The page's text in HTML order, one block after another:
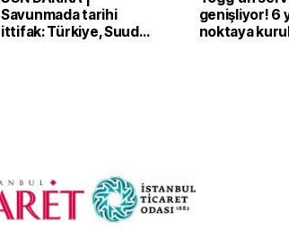
Savunmada tarihi
ittifak: Türkiye, Suudi
genişliyor! 6
noktaya